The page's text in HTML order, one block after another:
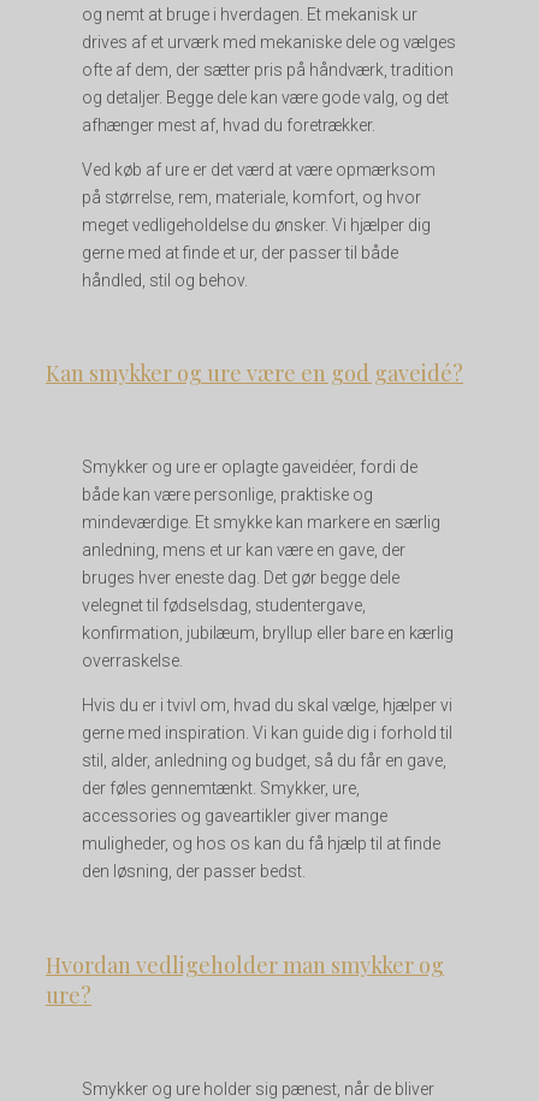
og nemt at bruge i hverdagen. Et mekanisk ur
drives af et urværk med mekaniske dele og vælges
ofte af dem, der sætter pris på håndværk, tradition
og detaljer. Begge dele kan være gode valg, og det
afhænger mest af, hvad du foretrækker.
Ved køb af ure er det værd at være opmærksom
på størrelse, rem, materiale, komfort, og hvor
meget vedligeholdelse du ønsker. Vi hjælper dig
gerne med at finde et ur, der passer til både
håndled, stil og behov.
Kan smykker og ure være en god gaveidé?
Smykker og ure er oplagte gaveidéer, fordi de
både kan være personlige, praktiske og
mindeværdige. Et smykke kan markere en særlig
anledning, mens et ur kan være en gave, der
bruges hver eneste dag. Det gør begge dele
velegnet til fødselsdag, studentergave,
konfirmation, jubilæum, bryllup eller bare en kærlig
overraskelse.
Hvis du er i tvivl om, hvad du skal vælge, hjælper vi
gerne med inspiration. Vi kan guide dig i forhold til
stil, alder, anledning og budget, så du får en gave,
der føles gennemtænkt. Smykker, ure,
accessories og gaveartikler giver mange
muligheder, og hos os kan du få hjælp til at finde
den løsning, der passer bedst.
Hvordan vedligeholder man smykker og
ure?
Smykker og ure holder sig pænest, når de bliver